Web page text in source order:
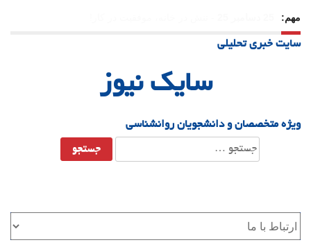
مهم:
21 دسامبر 25
سایت خبری تحلیلی
سایک نیوز
ویژه متخصصان و دانشجویان روانشناسی
جستجو
برای: